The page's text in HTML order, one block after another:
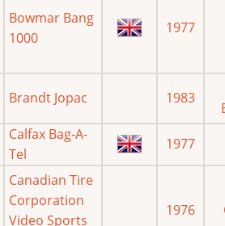
Bowmar Bang
1000
1977
Brandt Jopac 1983
Calfax Bag-A-
Tel
1977
Canadian Tire
Corporation
Video Sports
1976